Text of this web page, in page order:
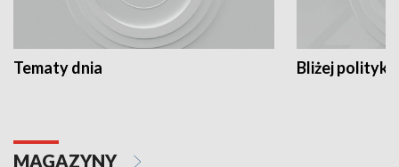
Tematy dnia Bliżej polityki
MAGAZYNY